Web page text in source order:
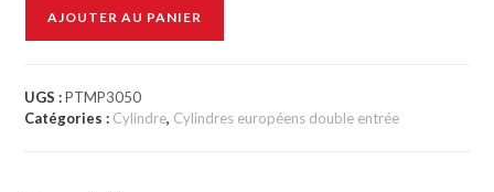
AJOUTER AU PANIER
UGS :PTMP3050
Catégories : Cylindre, Cylindres européens double entrée